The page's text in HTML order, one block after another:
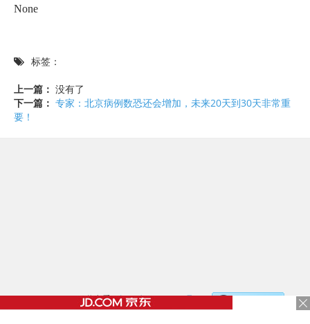
None
标签：
上一篇： 没有了
下一篇： 专家：北京病例数恐还会增加，未来20天到30天非常重
要！
©2017 - 2020 / 信息看 /粤ICP备17153186号-2，